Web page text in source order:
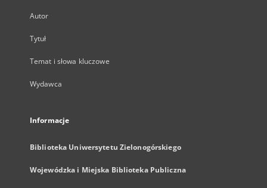
Autor
Tytuł
Temat i słowa kluczowe
Wydawca
Informacje
Biblioteka Uniwersytetu Zielonogórskiego
Wojewódzka i Miejska Biblioteka Publiczna